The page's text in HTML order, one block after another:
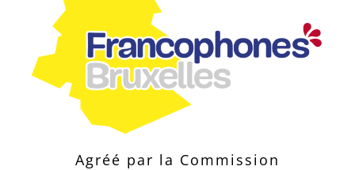
Agréé par la Commission